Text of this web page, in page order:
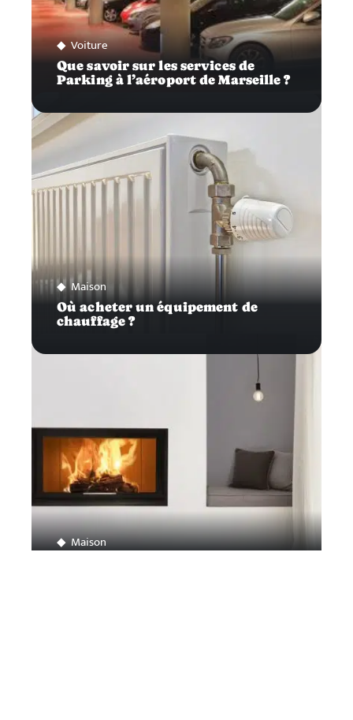
Voiture
Que savoir sur les services de
Parking à l’aéroport de Marseille ?
Maison
Où acheter un équipement de
chauffage ?
Maison